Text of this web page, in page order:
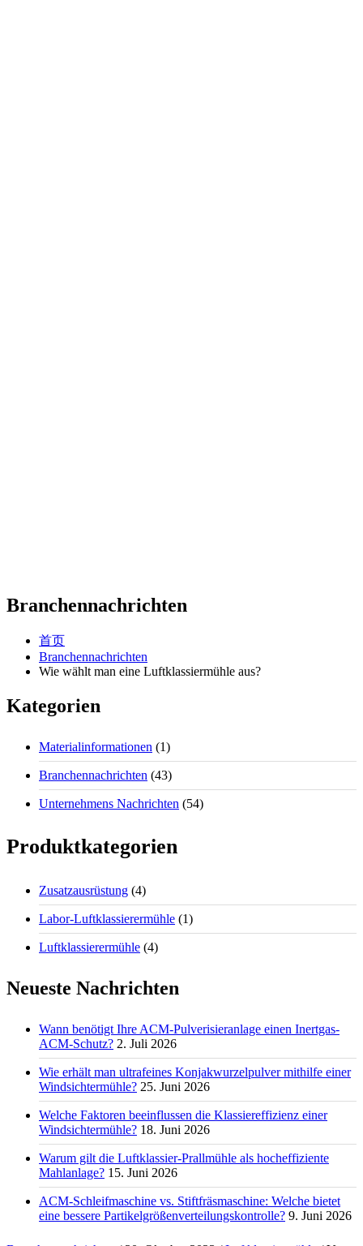
Branchennachrichten
首页
Branchennachrichten
Wie wählt man eine Luftklassiermühle aus?
Kategorien
Materialinformationen (1)
Branchennachrichten (43)
Unternehmens Nachrichten (54)
Produktkategorien
Zusatzausrüstung (4)
Labor-Luftklassierermühle (1)
Luftklassierermühle (4)
Neueste Nachrichten
Wann benötigt Ihre ACM-Pulverisieranlage einen Inertgas-
ACM-Schutz? 2. Juli 2026
Wie erhält man ultrafeines Konjakwurzelpulver mithilfe einer
Windsichtermühle? 25. Juni 2026
Welche Faktoren beeinflussen die Klassiereffizienz einer
Windsichtermühle? 18. Juni 2026
Warum gilt die Luftklassier-Prallmühle als hocheffiziente
Mahlanlage? 15. Juni 2026
ACM-Schleifmaschine vs. Stiftfräsmaschine: Welche bietet
eine bessere Partikelgrößenverteilungskontrolle? 9. Juni 2026